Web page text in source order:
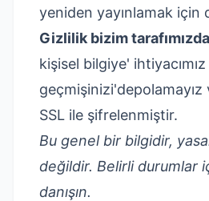
yeniden yayınlamak için
Gizlilik bizim
kişisel bilgiye'
geçmişinizi'depolamayız
SSL ile şifrelenmiştir.
Bu genel bir bilgidir,
değildir. Belirli durumlar
danışın.